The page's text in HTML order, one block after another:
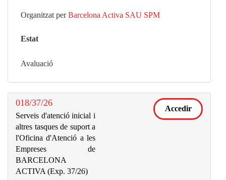
Organitzat per Barcelona Activa SAU SPM
Estat
Avaluació
018/37/26
Serveis d'atenció inicial i
altres tasques de suport a
l'Oficina d'Atenció a les
Empreses de
BARCELONA
ACTIVA (Exp. 37/26)
Accedir